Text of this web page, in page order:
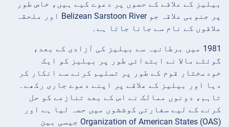
بیلیز کے علاقے کے حصوں پر دعوے کیے ہیں، خاص طور
پر جنوبی علاقہ جو Belizean Sarstoon River اور ملحقہ
علاقوں کے نام سے جانا جاتا ہے۔
1981 میں برطانیہ سے بیلیز کی آزادی کے بعد،
گوئٹے مالا نے ابتدائی طور پر بیلیز کو ایک
خودمختار قوم کے طور پر تسلیم کرنے سے انکار کر
دیا اور بیلیز کے علاقے پر اپنے دعوے جاری رکھے۔
تاہم، دونوں ممالک نے اس کے بعد تنازعے کو حل
کرنے کے لیے سفارتی کوششوں میں حصہ لیا ہے اور
Organization of American States (OAS) جیسی بین